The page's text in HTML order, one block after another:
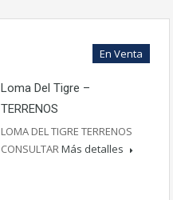
En Venta
Loma Del Tigre –
TERRENOS
LOMA DEL TIGRE TERRENOS
CONSULTARMás detalles